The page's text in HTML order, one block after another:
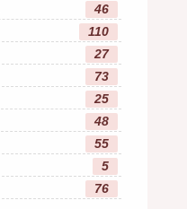
46
110
27
73
25
48
55
5
76